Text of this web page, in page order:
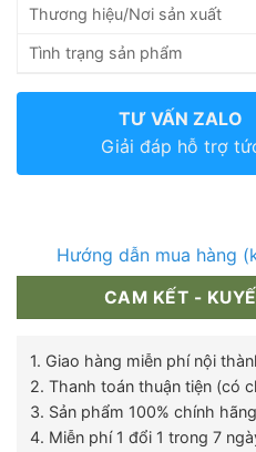
Thương hiệu/Nơi sản xuất
Tình trạng sản phẩm
TƯ VẤN ZALO
Giải đáp hỗ trợ
Hướng dẫn mua hàng
CAM KẾT -
1. Giao hàng miễn phí nội
2. Thanh toán thuận tiện (có
3. Sản phẩm 100% chính hãng
4. Miễn phí 1 đổi 1 trong 7